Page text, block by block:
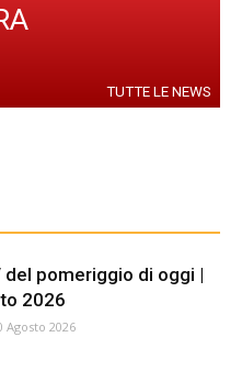
TUTTE LE NEWS
pomeriggio di oggi |
2026
Agosto 2026